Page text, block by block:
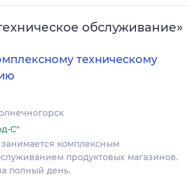
обслуживание»
техническому
С"
комплексным
продуктовых магазинов.
полный день.